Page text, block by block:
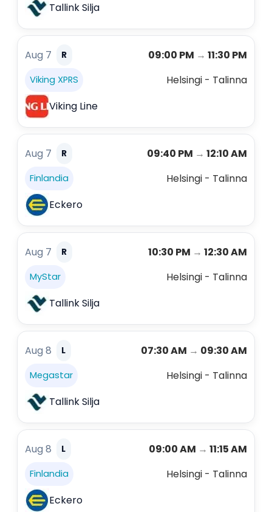
Tallink Silja
Aug 7 R 09:00 PM → 11:30 PM
Viking XPRS
Helsingi - Talinna
Viking Line
Aug 7 R 09:40 PM → 12:10 AM
Finlandia
Helsingi - Talinna
Eckero
Aug 7 R 10:30 PM → 12:30 AM
MyStar
Helsingi - Talinna
Tallink Silja
Aug 8 L 07:30 AM → 09:30 AM
Megastar
Helsingi - Talinna
Tallink Silja
Aug 8 L 09:00 AM → 11:15 AM
Finlandia
Helsingi - Talinna
Eckero